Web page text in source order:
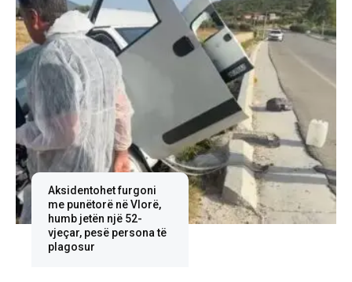
Aksidentohet furgoni
me punëtorë në Vlorë,
humb jetën një 52-
vjeçar, pesë persona të
plagosur